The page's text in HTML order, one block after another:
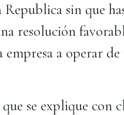
Republica sin que
resolución
empresa a operar
que se explique con